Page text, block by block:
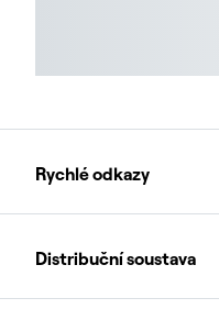
Rychlé odkazy
Distribuční soustava